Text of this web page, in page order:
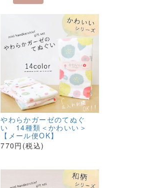
やわらかガーゼのてぬぐ
い 14種類＜かわいい＞
【メール便OK】
770円(税込)